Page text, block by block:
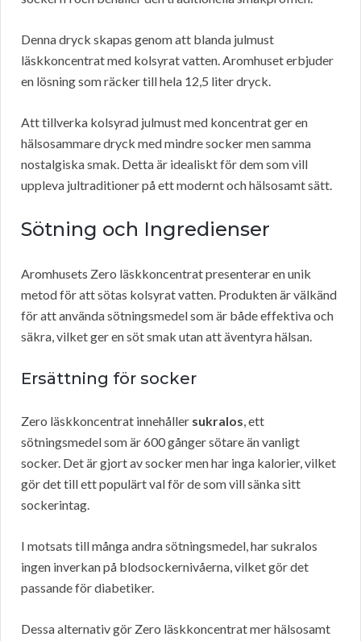
Denna dryck skapas genom att blanda julmust
läskkoncentrat med kolsyrat vatten. Aromhuset erbjuder
en lösning som räcker till hela 12,5 liter dryck.
Att tillverka kolsyrad julmust med koncentrat ger en
hälsosammare dryck med mindre socker men samma
nostalgiska smak. Detta är idealiskt för dem som vill
uppleva jultraditioner på ett modernt och hälsosamt sätt.
Sötning och Ingredienser
Aromhusets Zero läskkoncentrat presenterar en unik
metod för att sötas kolsyrat vatten. Produkten är välkänd
för att använda sötningsmedel som är både effektiva och
säkra, vilket ger en söt smak utan att äventyra hälsan.
Ersättning för socker
Zero läskkoncentrat innehåller sukralos, ett
sötningsmedel som är 600 gånger sötare än vanligt
socker. Det är gjort av socker men har inga kalorier, vilket
gör det till ett populärt val för de som vill sänka sitt
sockerintag.
I motsats till många andra sötningsmedel, har sukralos
ingen inverkan på blodsockernivåerna, vilket gör det
passande för diabetiker.
Dessa alternativ gör Zero läskkoncentrat mer hälsosamt